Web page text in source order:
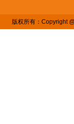
版权所有：Copyright